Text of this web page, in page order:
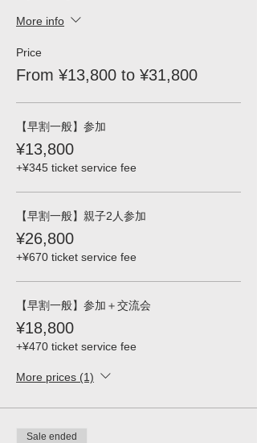
More info
Price
From ¥13,800 to ¥31,800
【早割一般】参加
¥13,800
+¥345 ticket service fee
【早割一般】親子2人参加
¥26,800
+¥670 ticket service fee
【早割一般】参加＋交流会
¥18,800
+¥470 ticket service fee
More prices (1)
Sale ended